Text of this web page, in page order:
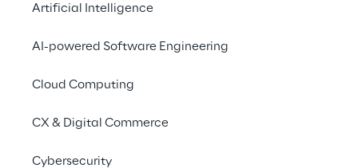
Artificial Intelligence
AI-powered Software Engineering
Cloud Computing
CX & Digital Commerce
Cybersecurity
Operativi di Sicurezza
(SOC) e in generale nelle
un modo per migliorare
l’efficienza, compensare